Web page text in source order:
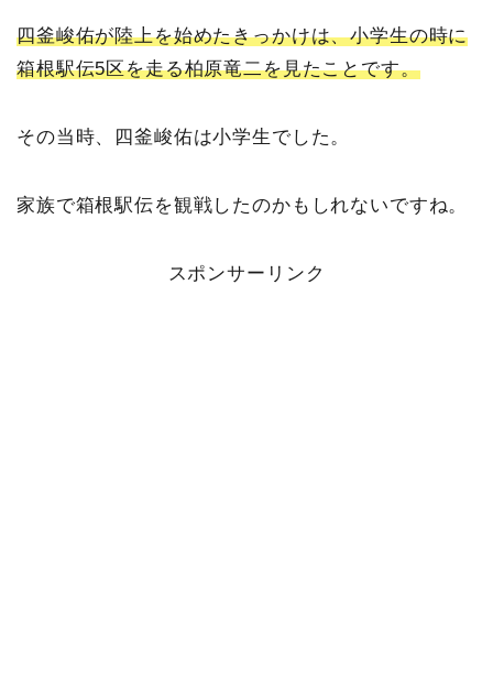
四釜峻佑が陸上を始めたきっかけは、小学生の時に
箱根駅伝5区を走る柏原竜二を見たことです。
その当時、四釜峻佑は小学生でした。
家族で箱根駅伝を観戦したのかもしれないですね。
スポンサーリンク